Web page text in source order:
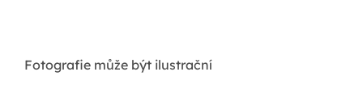
Fotografie může být ilustrační